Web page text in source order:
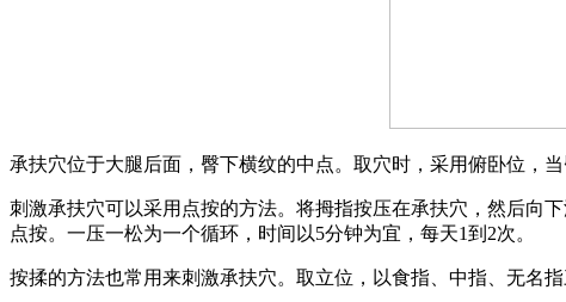
承扶穴位于大腿后面，臀下横纹的中点。取穴时，采用俯卧位，
刺激承扶穴可以采用点按的方法。将拇指按压在承扶穴，然后向
点按。一压一松为一个循环，时间以5分钟为宜，每天1到2次。
按揉的方法也常用来刺激承扶穴。取立位，以食指、中指、无名